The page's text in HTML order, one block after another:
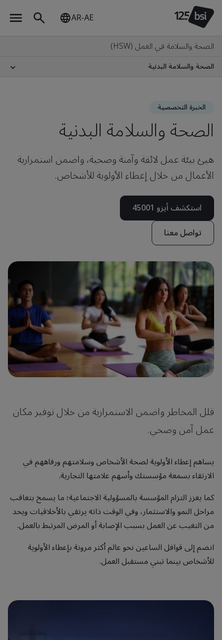
AR-AE
الصحة والسلامة في العمل (HSW)
الصحة والسلامة البدنية
الخبرة التخصصية
الصحة والسلامة البدنية
هيئ بيئة عمل لائقة وآمنة وصحية، واضمن استمرارية
الأعمال من خلال إعطاء الأولوية للأشخاص.
استكشف أيزو 45001
تواصل معنا
قلل المخاطر واضمن الاستمرارية من خلال توفير مكان
عمل آمن وصحي.
يساهم إعطاء الأولوية لصحة الأشخاص وسلامتهم ورفاههم في
الارتقاء بسمعة مؤسستك وأسهم علامتها التجارية.
كما يعزز التزام المؤسسة بالمسؤولية الاجتماعية؛ ما يسمح بتعاقب
مراحل النمو والاستثمار، وفي الوقت ذاته يرتقي بالأخلاقيات ويحد
من التغيب عن العمل بسبب الإصابة أو المرض المرتبط بالعمل.
انضم إلى قوافل الساعين نحو عالم أكثر مرونة بإعطاء الأولوية
للأشخاص بينما تبني مستقبل العمل.